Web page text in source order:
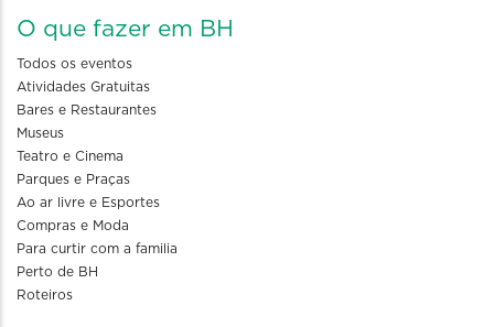
O que fazer em BH
Todos os eventos
Atividades Gratuitas
Bares e Restaurantes
Museus
Teatro e Cinema
Parques e Praças
Ao ar livre e Esportes
Compras e Moda
Para curtir com a familia
Perto de BH
Roteiros